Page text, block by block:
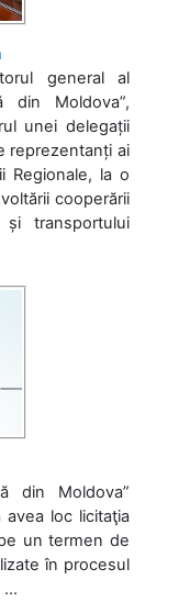
general al
din Moldova”,
unei delegații
reprezentanți ai
Regionale, la o
cooperării
transportului
din Moldova”
loc licitaţia
un termen de
în procesul